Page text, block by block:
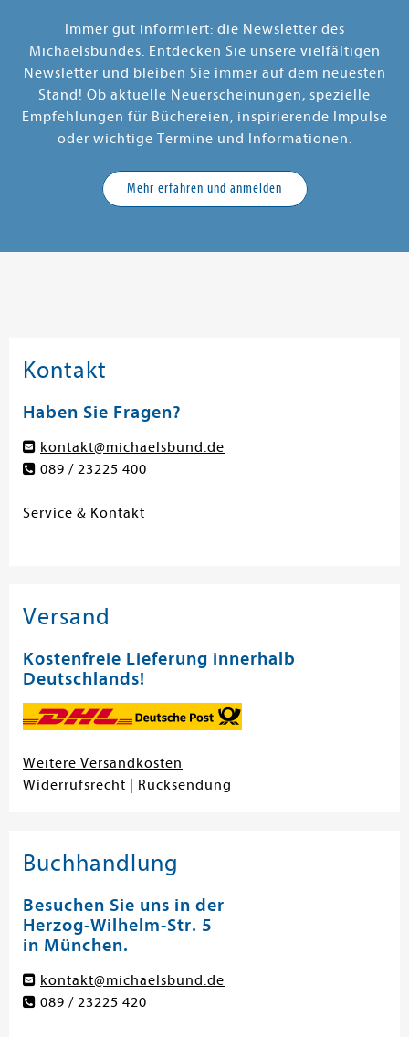
Immer gut informiert: die Newsletter des
Michaelsbundes. Entdecken Sie unsere vielfältigen
Newsletter und bleiben Sie immer auf dem neuesten
Stand! Ob aktuelle Neuerscheinungen, spezielle
Empfehlungen für Büchereien, inspirierende Impulse
oder wichtige Termine und Informationen.
Mehr erfahren und anmelden
Kontakt
Haben Sie Fragen?
kontakt@michaelsbund.de
089 / 23225 400
Service & Kontakt
Versand
Kostenfreie Lieferung innerhalb
Deutschlands!
Weitere Versandkosten
Widerrufsrecht
Rücksendung
Buchhandlung
Besuchen Sie uns in der
Herzog-Wilhelm-Str. 5
in München.
kontakt@michaelsbund.de
089 / 23225 420